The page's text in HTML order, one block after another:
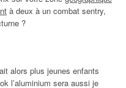
à deux à un combat sentry,
?
alors plus jeunes enfants
l’aluminium sera aussi je